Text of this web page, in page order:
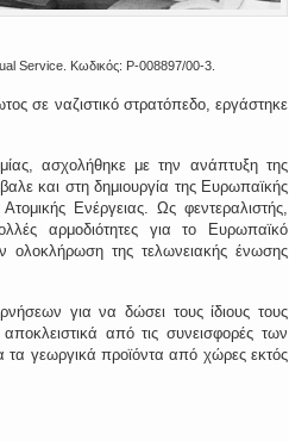
Service. Κωδικός: P-008897/00-3.
σε ναζιστικό στρατόπεδο, εργάστηκε
ασχολήθηκε με την ανάπτυξη της
και στη δημιουργία της Ευρωπαϊκής
Ενέργειας. Ως φεντεραλιστής,
αρμοδιότητες για το Ευρωπαϊκό
ολοκλήρωση της τελωνειακής ένωσης
για να δώσει τους ίδιους τους
από τις συνεισφορές των
γεωργικά προϊόντα από χώρες εκτός